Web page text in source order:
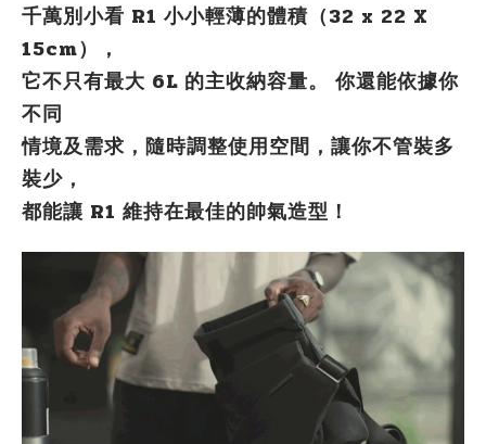
千萬別小看 R1 小小輕薄的體積（32 x 22 X
15cm），
它不只有最大 6L 的主收納容量。你還能依據你
不同
情境及需求 ，隨時調整使用空間，讓你不管裝多
裝少，
都能讓 R1 維持在最佳的帥氣造型！